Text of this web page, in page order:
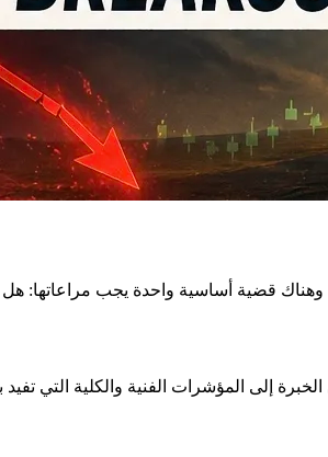
إلى المؤشرات الفنية والكلية التي